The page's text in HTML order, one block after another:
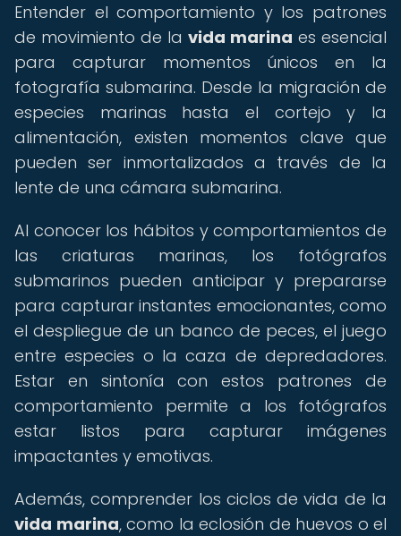
Entender el comportamiento y los patrones
de movimiento de la vida marina es esencial
para capturar momentos únicos en la
fotografía submarina. Desde la migración de
especies marinas hasta el cortejo y la
alimentación, existen momentos clave que
pueden ser inmortalizados a través de la
lente de una cámara submarina.
Al conocer los hábitos y comportamientos de
las criaturas marinas, los fotógrafos
submarinos pueden anticipar y prepararse
para capturar instantes emocionantes, como
el despliegue de un banco de peces, el juego
entre especies o la caza de depredadores.
Estar en sintonía con estos patrones de
comportamiento permite a los fotógrafos
estar listos para capturar imágenes
impactantes y emotivas.
Además, comprender los ciclos de vida de la
vida marina, como la eclosión de huevos o el